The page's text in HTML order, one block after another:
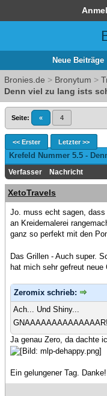
Neue Beiträge
Bronies.de > Bronytum >
Denn viel zu lang ists
Seite: « 4
<< Erster Letzter >>
Krefeld Nummer 5.5 -
Verfasser Nachricht
XetoTravels
Jo. muss echt sagen,
an Kreidemalerei
ganz so perfekt mit den
Das Grillen - Auch super.
hat mich sehr gefreut neue
Zeromix schrieb:
Ach... Und Shiny...
GNAAAAAAAAAAAAAAR!
Ja genau Zero, da dachte
Ein gelungener Tag. Danke!